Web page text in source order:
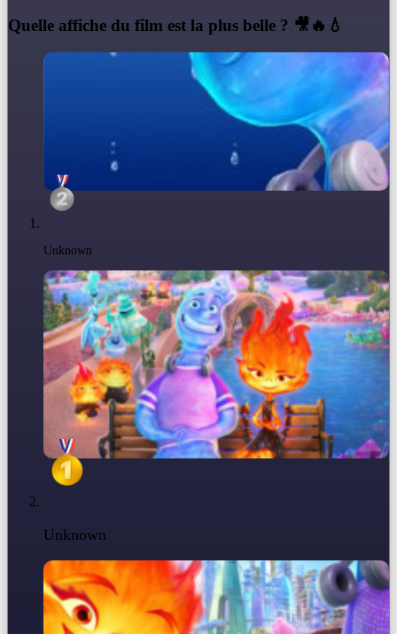
Quelle affiche du film est la plus belle ? 🎥🔥💧
Unknown
Unknown